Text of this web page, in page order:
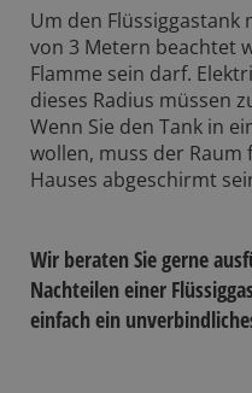
Um den Flüssiggastank
von 3 Metern beachtet
Flamme sein darf.
dieses Radius müssen
Wenn Sie den Tank in
wollen, muss der Raum
Hauses abgeschirmt
Wir beraten Sie gerne
Nachteilen einer
einfach ein